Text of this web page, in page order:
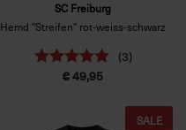
SC Freiburg
Hemd "Streifen" rot-weiss-schwarz
(3)
€ 49,95
SALE